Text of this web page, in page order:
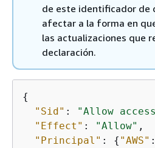
de este identificador de
afectar a la forma en
las actualizaciones que
declaración.
{
"Sid" :
"Allow
"Effect" : "Allow" ,
"Principal" : { "AWS" :